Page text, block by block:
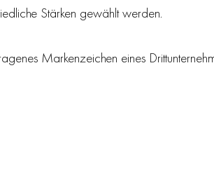
Stärken gewählt werden.
Markenzeichen eines